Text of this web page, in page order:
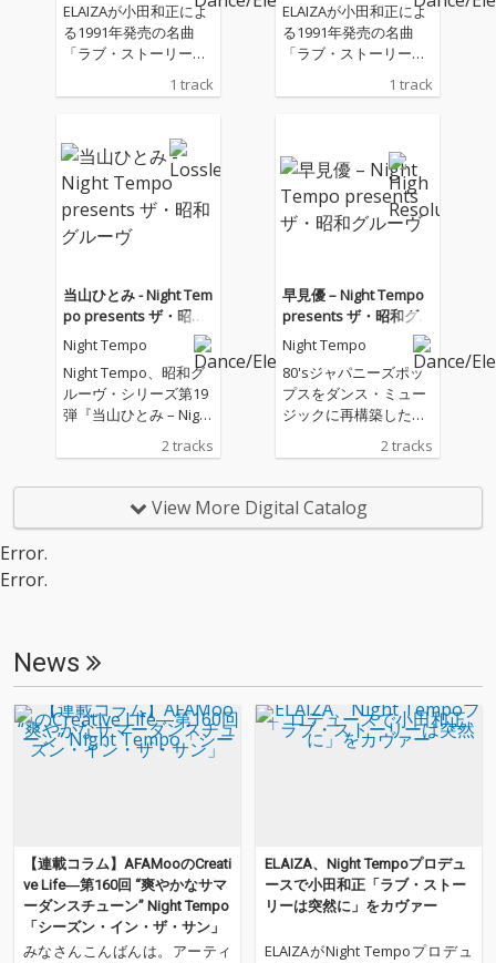
ELAIZAが小田和正によ
る1991年発売の名曲
「ラブ・ストーリーは
突然に」をNight Temp
oプロデュースでカバ
ィ『恋の結末はミュー
ジックビデオで』主題
歌。
1 track
ELAIZAが小田和正によ
る1991年発売の名曲
「ラブ・ストーリーは
突然に」をNight Temp
oプロデュースでカバ
ジックビデオで』主題
歌。
1 track
当山ひとみ - Night Tem
po presents ザ・昭和
グルーヴ
Night Tempo
Night Tempo、昭和グ
ルーヴ・シリーズ第19
弾『当山ひとみ – Night
Tempo presents ザ・
昭和グルーヴ』を配信
2 tracks
早見優 – Night Tempo
presents ザ・昭和グル
ーヴ
Night Tempo
80'sジャパニーズポッ
プスをダンス・ミュー
ジックに再構築したネ
ット発の音楽ジャンル
「フューチャー・ファ
し、絶大な支持を得る
韓国人プロデューサー
Gonna Come?』収録
のアッパーナンバー
「Complex Break Ou
t」と1981年のシングル
2 tracks
View More Digital Catalog
Error.
Error.
News
【連載コラム】AFAMooのCreati
ve Life―第160回 “爽やかなサマ
ーダンスチューン” Night Tempo
「シーズン・イン・ザ・サン」
みなさんこんばんは。アーティ
ELAIZA、Night Tempoプロデュ
ースで小田和正「ラブ・ストー
リーは突然に」をカヴァー
ELAIZAがNight Tempoプロデュ